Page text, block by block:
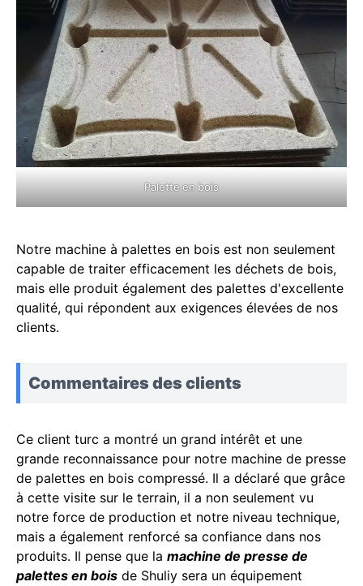
Palette en bois
Notre machine à palettes en bois est non seulement
capable de traiter efficacement les déchets de bois,
mais elle produit également des palettes d'excellente
qualité, qui répondent aux exigences élevées de nos
clients.
Commentaires des clients
Ce client turc a montré un grand intérêt et une
grande reconnaissance pour notre machine de presse
de palettes en bois compressé. Il a déclaré que grâce
à cette visite sur le terrain, il a non seulement vu
notre force de production et notre niveau technique,
mais a également renforcé sa confiance dans nos
produits. Il pense que la machine de presse de
palettes en bois de Shuliy sera un équipement